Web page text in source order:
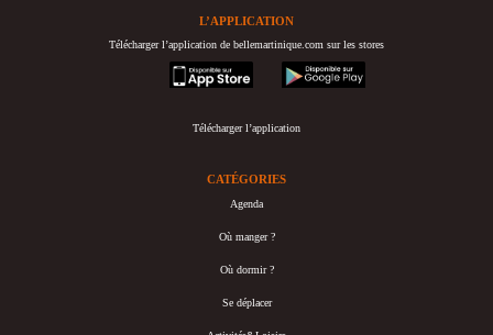
L’APPLICATION
Télécharger l’application de bellemartinique.com sur les stores
appstore
googleplay
Télécharger l’application
CATÉGORIES
Agenda
Où manger ?
Où dormir ?
Se déplacer